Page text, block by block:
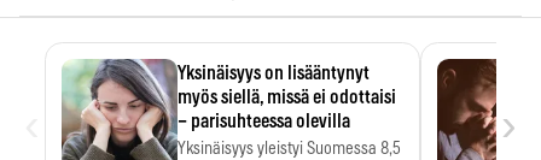
Yksinäisyys on lisääntynyt
myös siellä, missä ei odottaisi
– parisuhteessa olevilla
Yksinäisyys yleistyi Suomessa 8,5
›